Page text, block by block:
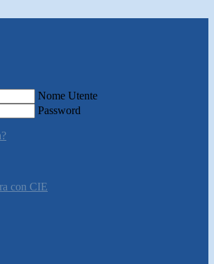
Nome Utente
Password
con CIE